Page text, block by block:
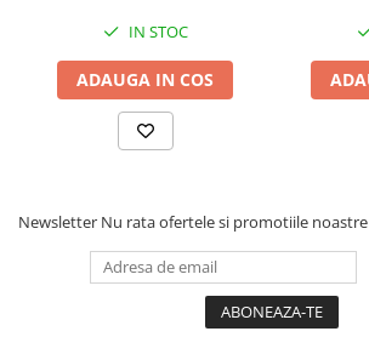
IN STOC
ADAUGA IN COS
Newsletter Nu rata ofertele si promotiile noastre